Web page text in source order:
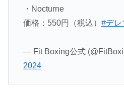
・Nocturne
価格：550円（税込） #デレ
— Fit Boxing公式
2024